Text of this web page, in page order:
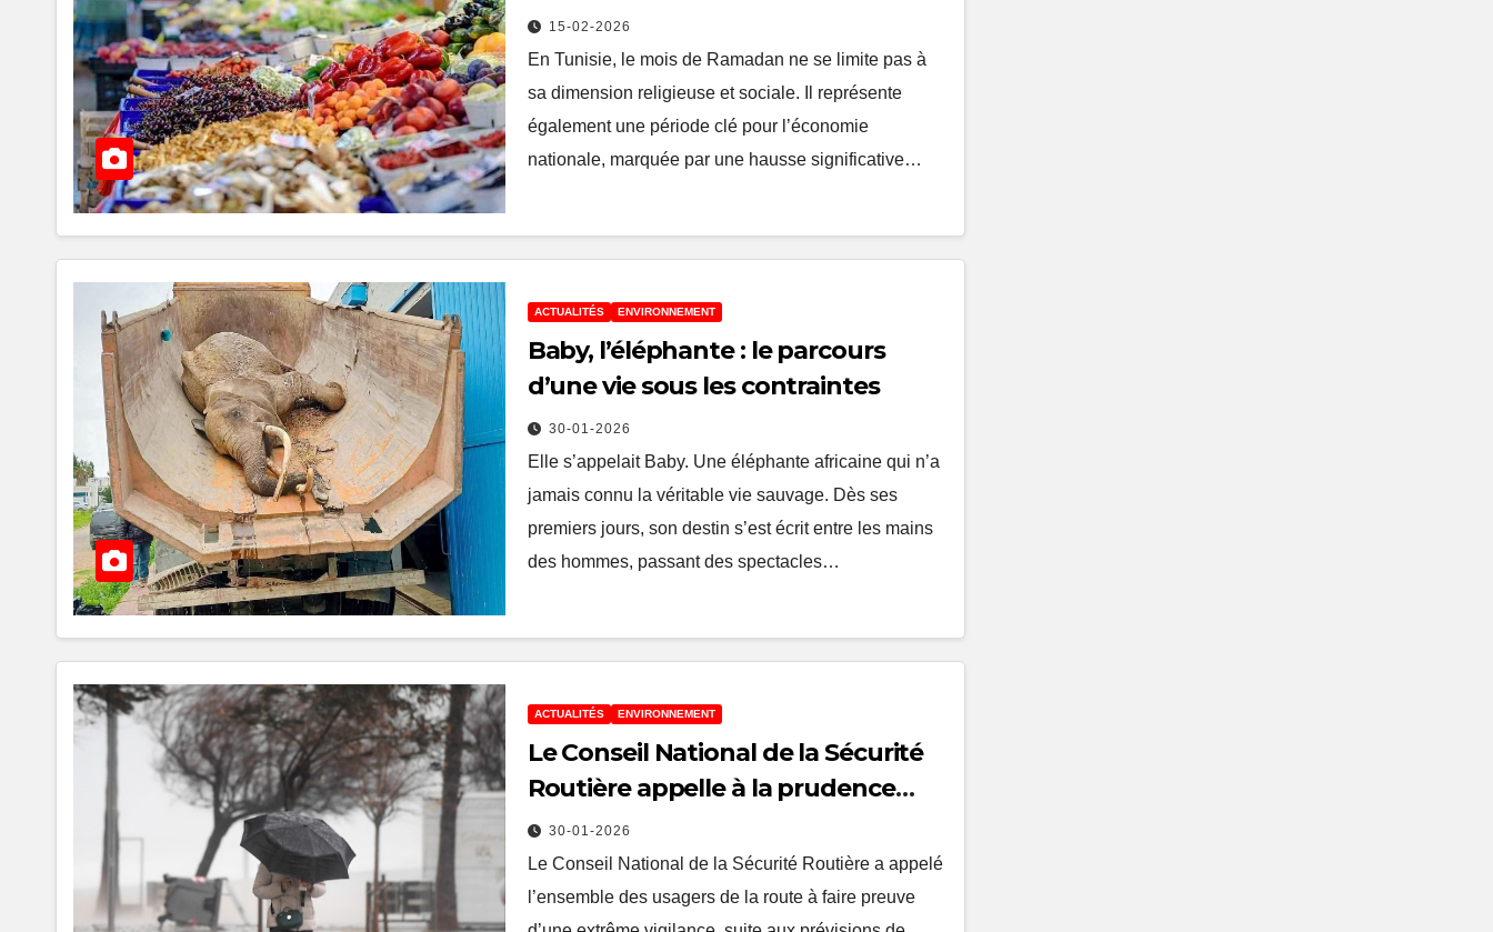
impact sur l’économie
15-02-2026
En Tunisie, le mois de Ramadan ne se limite pas à
sa dimension religieuse et sociale. Il représente
également une période clé pour l’économie
nationale, marquée par une hausse significative…
ACTUALITÉS ENVIRONNEMENT
Baby, l’éléphante : le parcours
d’une vie sous les contraintes
30-01-2026
Elle s’appelait Baby. Une éléphante africaine qui n’a
jamais connu la véritable vie sauvage. Dès ses
premiers jours, son destin s’est écrit entre les mains
des hommes, passant des spectacles…
ACTUALITÉS ENVIRONNEMENT
Le Conseil National de la Sécurité
Routière appelle à la prudence
face aux vents forts et fortes
pluies
30-01-2026
Le Conseil National de la Sécurité Routière a appelé
l’ensemble des usagers de la route à faire preuve